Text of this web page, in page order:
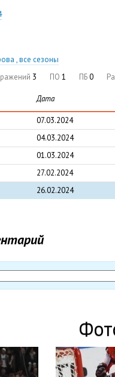
, все сезоны
3 ПО 1 ПБ0
Дата
07.03.2024
04.03.2024
01.03.2024
27.02.2024
26.02.2024